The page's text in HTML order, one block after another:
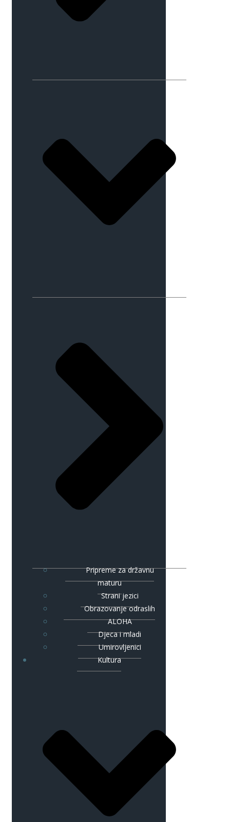
Pripreme za državnu
maturu
Strani jezici
Obrazovanje odraslih
ALOHA
Djeca i mladi
Umirovljenici
Kultura